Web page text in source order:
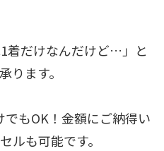
1着だけなんだけど…」と
ります。
でもOK！金額にご納得い
ルも可能です。